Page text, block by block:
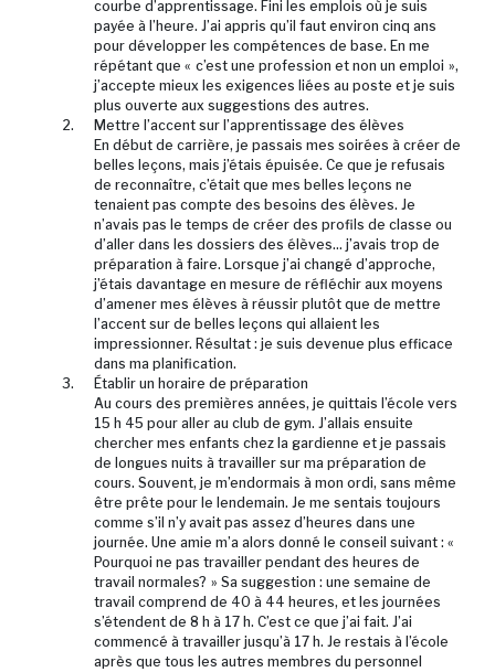
courbe d’apprentissage. Fini les emplois où je suis
payée à l’heure. J’ai appris qu’il faut environ cinq ans
pour développer les compétences de base. En me
répétant que « c’est une profession et non un emploi »,
j’accepte mieux les exigences liées au poste et je suis
plus ouverte aux suggestions des autres.
Mettre l’accent sur l’apprentissage des élèves
En début de carrière, je passais mes soirées à créer de
belles leçons, mais j’étais épuisée. Ce que je refusais
de reconnaître, c’était que mes belles leçons ne
tenaient pas compte des besoins des élèves. Je
n’avais pas le temps de créer des profils de classe ou
d’aller dans les dossiers des élèves… j’avais trop de
préparation à faire. Lorsque j’ai changé d’approche,
j’étais davantage en mesure de réfléchir aux moyens
d’amener mes élèves à réussir plutôt que de mettre
l’accent sur de belles leçons qui allaient les
impressionner. Résultat : je suis devenue plus efficace
dans ma planification.
Établir un horaire de préparation
Au cours des premières années, je quittais l’école vers
15 h 45 pour aller au club de gym. J’allais ensuite
chercher mes enfants chez la gardienne et je passais
de longues nuits à travailler sur ma préparation de
cours. Souvent, je m’endormais à mon ordi, sans même
être prête pour le lendemain. Je me sentais toujours
comme s’il n’y avait pas assez d’heures dans une
journée. Une amie m’a alors donné le conseil suivant : «
Pourquoi ne pas travailler pendant des heures de
travail normales? » Sa suggestion : une semaine de
travail comprend de 40 à 44 heures, et les journées
s’étendent de 8 h à 17 h. C’est ce que j’ai fait. J’ai
commencé à travailler jusqu’à 17 h. Je restais à l’école
après que tous les autres membres du personnel